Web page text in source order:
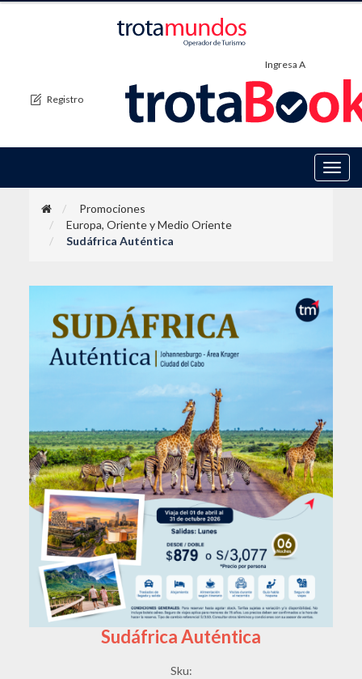
Registro
Ingresa A
Promociones
Europa, Oriente y Medio Oriente
Sudáfrica Auténtica
Sudáfrica Auténtica
Sku: